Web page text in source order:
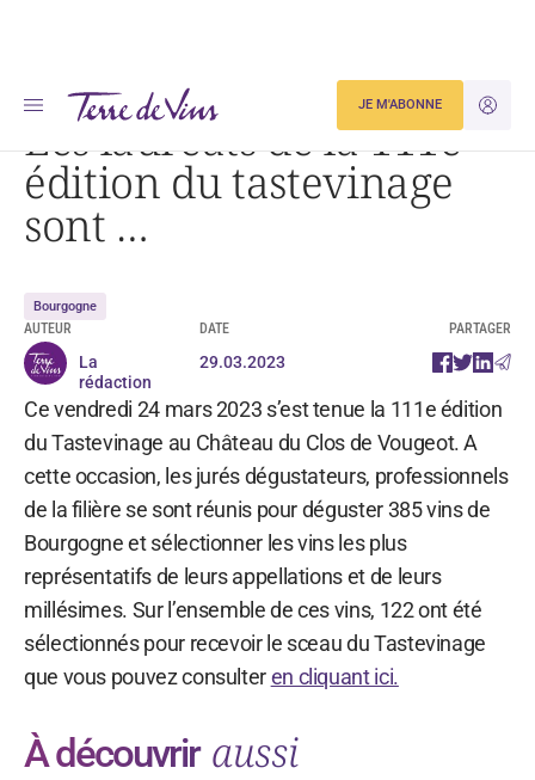
JE
JE M'ABONNE
Accueil Actualités Les lauréats de la 111e édition du tastevinage sont …
Les lauréats de la 111e
édition du tastevinage
sont …
Bourgogne
AUTEUR
La
rédaction
DATE
29.03.2023
PARTAGER
Ce vendredi 24 mars 2023 s’est tenue la 111e édition
du Tastevinage au Château du Clos de Vougeot. A
cette occasion, les jurés dégustateurs, professionnels
de la filière se sont réunis pour déguster 385 vins de
Bourgogne et sélectionner les vins les plus
représentatifs de leurs appellations et de leurs
millésimes. Sur l’ensemble de ces vins, 122 ont été
sélectionnés pour recevoir le sceau du Tastevinage
que vous pouvez consulteren cliquant ici.
À découvrir aussi